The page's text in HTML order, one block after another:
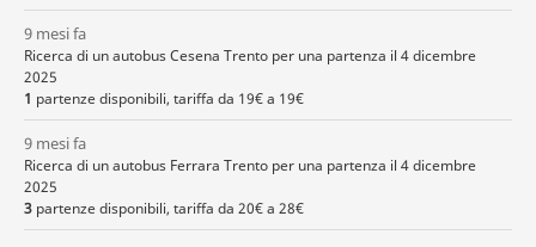
9 mesi fa
Ricerca di un autobus Cesena Trento per una partenza il 4 dicembre
2025
1 partenze disponibili, tariffa da 19€ a 19€
9 mesi fa
Ricerca di un autobus Ferrara Trento per una partenza il 4 dicembre
2025
3 partenze disponibili, tariffa da 20€ a 28€